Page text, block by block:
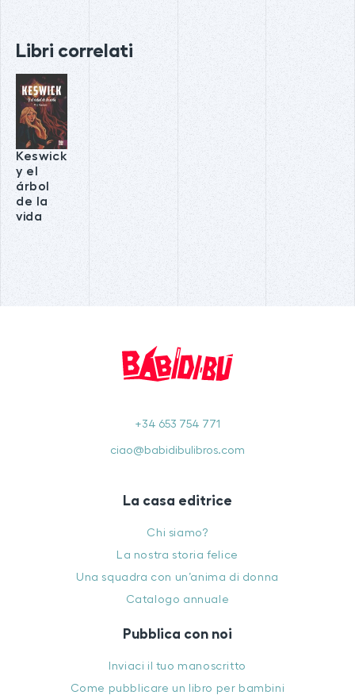
Libri correlati
Keswick
y el
árbol
de la
vida
+34 653 754 771
ciao@babidibulibros.com
La casa editrice
Chi siamo?
La nostra storia felice
Una squadra con un’anima di donna
Catalogo annuale
Pubblica con noi
Inviaci il tuo manoscritto
Come pubblicare un libro per bambini